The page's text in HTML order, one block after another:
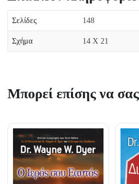
Σελίδες 148
Σχήμα 14 Χ 21
Μπορεί επίσης να